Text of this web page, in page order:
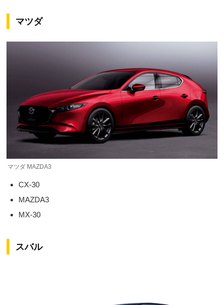
マツダ
マツダ MAZDA3
CX-30
MAZDA3
MX-30
スバル